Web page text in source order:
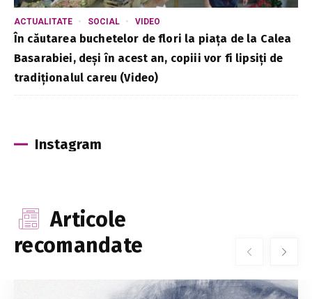
ACTUALITATE SOCIAL VIDEO
În căutarea buchetelor de flori la piața de la Calea
Basarabiei, deși în acest an, copiii vor fi lipsiți de
tradiționalul careu (Video)
Instagram
Articole
recomandate